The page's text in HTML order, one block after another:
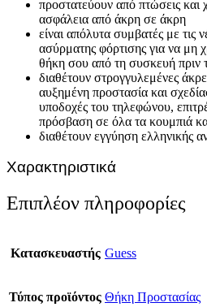
προστατεύουν από πτώσεις και
ασφάλεια από άκρη σε άκρη
είναι απόλυτα συμβατές με τις
ασύρματης φόρτισης για να μη
θήκη σου από τη συσκευή πριν
διαθέτουν στρογγυλεμένες
αυξημένη προστασία και
υποδοχές του τηλεφώνου,
πρόσβαση σε όλα τα κουμπιά
διαθέτουν εγγύηση ελληνικής
Χαρακτηριστικά
Επιπλέον πληροφορίες
Κατασκευαστής Guess
Τύπος προϊόντος Θήκη Προστασίας